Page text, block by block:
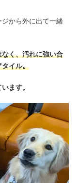
から外に出て一緒
く、汚れに強い合
タイル。
ます。